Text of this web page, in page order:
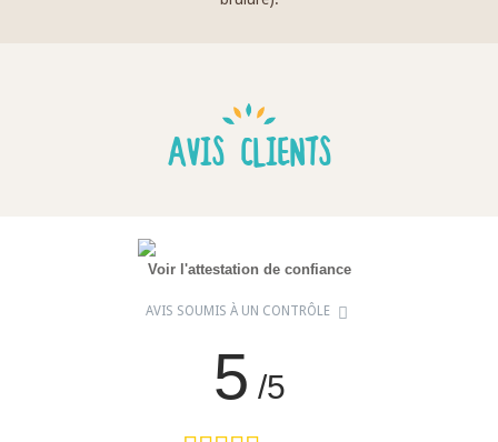
AVIS CLIENTS
Voir l'attestation de confiance
AVIS SOUMIS À UN CONTRÔLE
5 /5